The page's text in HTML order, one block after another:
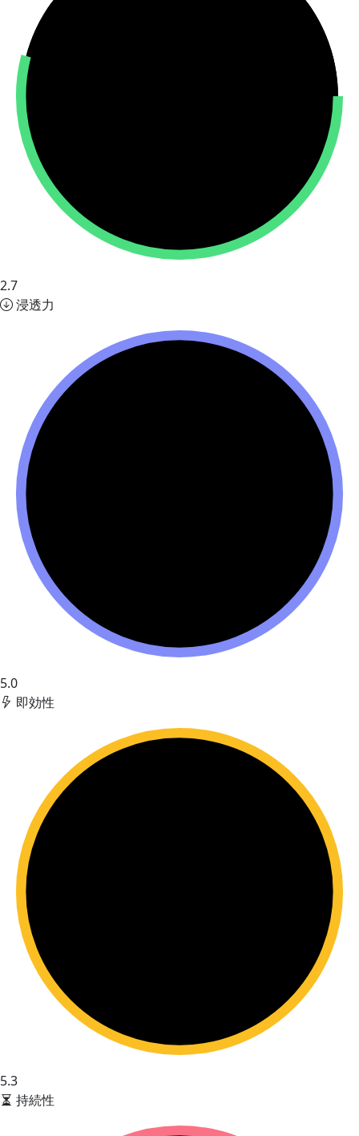
2.7
浸透力
5.0
即効性
5.3
持続性